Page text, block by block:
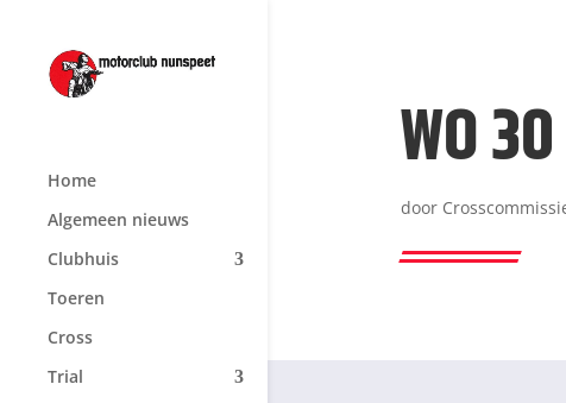
Home
Algemeen nieuws
Clubhuis
Toeren
Cross
Trial
WO
door